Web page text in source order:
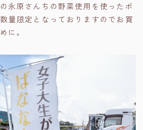
永原さんちの野菜使用を使ったポ
量限定となっておりますのでお買
に。